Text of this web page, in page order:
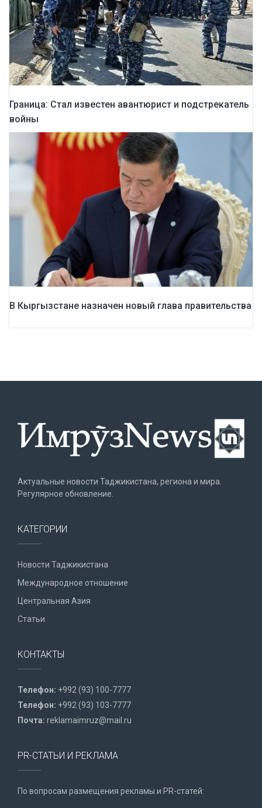
Граница: Стал известен авантюрист и подстрекатель
войны
В Кыргызстане назначен новый глава правительства
Актуальные новости Таджикистана, региона и мира.
Регулярное обновление.
КАТЕГОРИИ
Новости Таджикистана
Международное отношение
Центральная Азия
Статьи
КОНТАКТЫ
Телефон: +992 (93) 100-7777
Телефон: +992 (93) 103-7777
Почта: reklamaimruz@mail.ru
PR-СТАТЬИ И РЕКЛАМА
По вопросам размещения рекламы и PR-статей: